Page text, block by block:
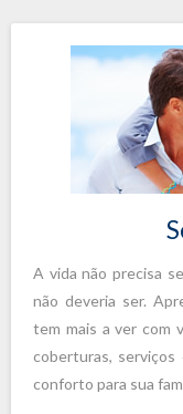
A vida não precisa
não deveria ser.
tem mais a ver com
coberturas,
conforto para sua